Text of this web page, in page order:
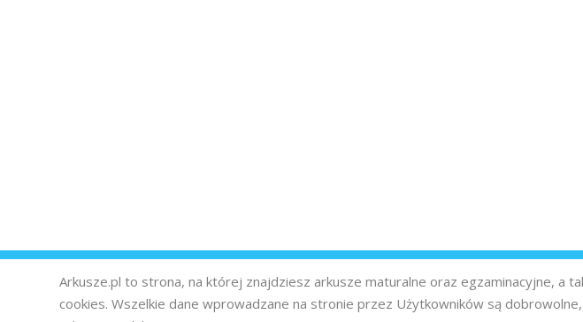
Arkusze.pl to strona, na której znajdziesz arkusze maturalne oraz egzaminacyjne, a
cookies. Wszelkie dane wprowadzane na stronie przez Użytkowników są